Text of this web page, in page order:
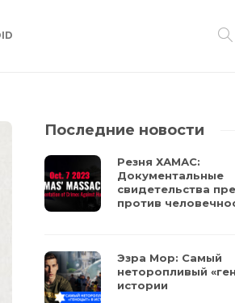
Последние новости
Резня ХАМАС:
Документальные
свидетельства
против
Эзра Мор: Самый
неторопливый
истории